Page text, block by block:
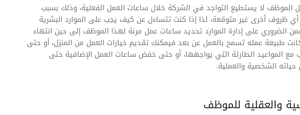
لا يستطيع التواجد في الشركة خلال ساعات العمل الفعلية، وذلك بسبب
أي ظروف أخرى غير متوقعة، لذا إذا كنت تتساءل عن كيف يجب على الموارد البشرية
الضروري على إدارة الموارد تحديد ساعات عمل مرنة لهذا الموظف إلى حين انتهاء
طبيعة عمله تسمح بالعمل عن بعد فيمكنك تقديم خيارات العمل من المنزل، أو حتى
المواعيد الطارئة التي يواجهها، أو حتى خفض ساعات العمل الإضافية حتى
الشخصية والعملية.
والعقلية للموظف